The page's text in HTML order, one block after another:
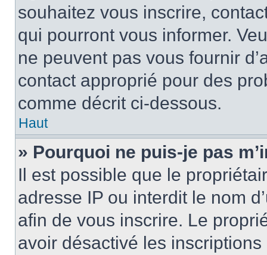
souhaitez vous inscrire,
qui pourront vous informer.
ne peuvent pas vous fournir
contact approprié pour des
comme décrit ci-dessous.
Haut
» Pourquoi ne puis-je pas
Il est possible que le
adresse IP ou interdit le nom
afin de vous inscrire. Le
avoir désactivé les